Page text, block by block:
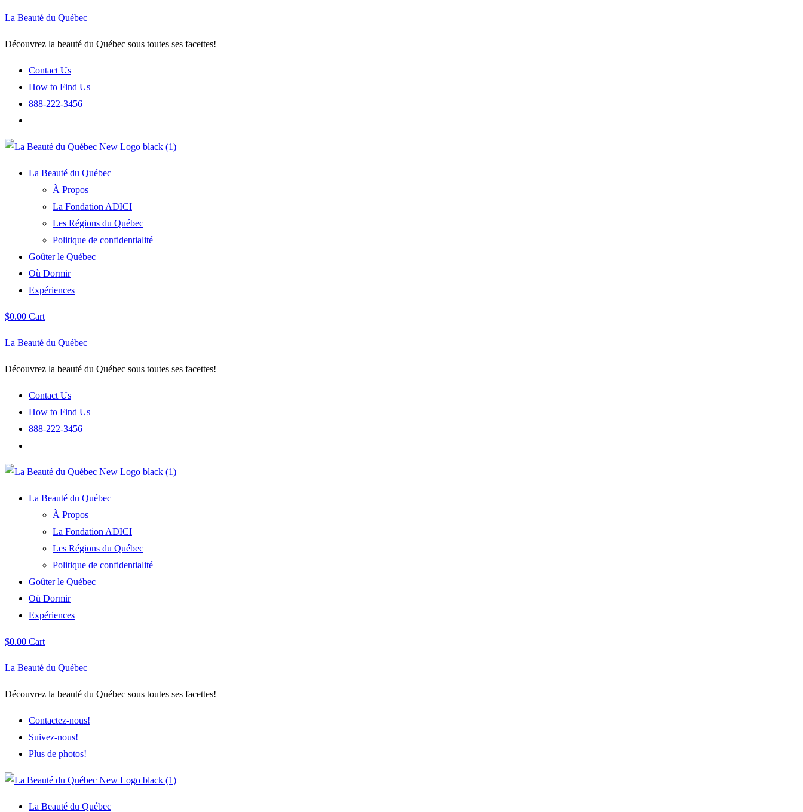
La Beauté du Québec
Découvrez la beauté du Québec sous toutes ses facettes!
Contact Us
How to Find Us
888-222-3456
La Beauté du Québec
À Propos
La Fondation ADICI
Les Régions du Québec
Politique de confidentialité
Goûter le Québec
Où Dormir
Expériences
$0.00 Cart
La Beauté du Québec
Découvrez la beauté du Québec sous toutes ses facettes!
Contact Us
How to Find Us
888-222-3456
La Beauté du Québec
À Propos
La Fondation ADICI
Les Régions du Québec
Politique de confidentialité
Goûter le Québec
Où Dormir
Expériences
$0.00 Cart
La Beauté du Québec
Découvrez la beauté du Québec sous toutes ses facettes!
Contactez-nous!
Suivez-nous!
Plus de photos!
La Beauté du Québec